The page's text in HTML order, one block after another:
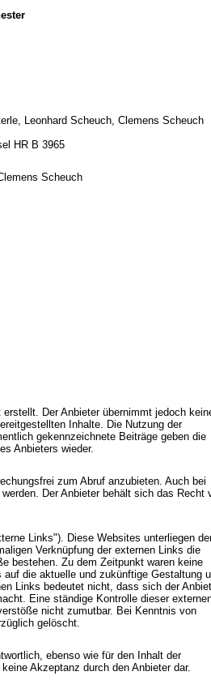
Leonhard Scheuch, Clemens Scheuch
HR B 3965
Scheuch
Der Anbieter übernimmt jedoch
Inhalte. Die Nutzung der
gekennzeichnete Beiträge geben die
Anbieters wieder.
zum Abruf anzubieten. Auch bei
Der Anbieter behält sich das Recht
Links"). Diese Websites unterliegen
Verknüpfung der externen Links die
bestehen. Zu dem Zeitpunkt waren keine
die aktuelle und zukünftige Gestaltung
Links bedeutet nicht, dass sich der
Eine ständige Kontrolle dieser
nicht zumutbar. Bei Kenntnis von
gelöscht.
ebenso wie für den Inhalt der
Akzeptanz durch den Anbieter dar.